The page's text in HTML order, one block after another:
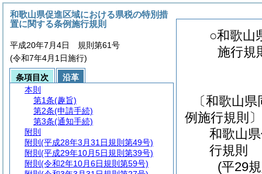
○和歌山
施行規
〔和歌山
例施行規則
和歌山
行規則
(平29
和歌山県促進区域における県税の特別措
置に関する条例施行規則
平成20年7月4日 規則第61号
(令和7年4月1日施行)
条項目次
沿革
本則
第1条(趣旨)
第2条(申請手続)
第3条(通知手続)
附則
附則 (平成28年3月31日規則第49号)
附則 (平成29年10月5日規則第39号)
附則 (令和2年10月6日規則第59号)